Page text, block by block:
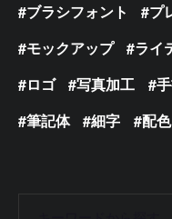
ブラシフォント
プ
モックアップ
ライ
ロゴ
写真加工
筆記体
細字 配色